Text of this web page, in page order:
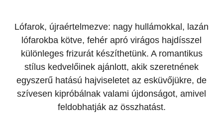
Lófarok, újraértelmezve: nagy hullámokkal, lazán
lófarokba kötve, fehér apró virágos hajdísszel
különleges frizurát készíthetünk. A romantikus
stílus kedvelőinek ajánlott, akik szeretnének
egyszerű hatású hajviseletet az esküvőjükre, de
szívesen kipróbálnak valami újdonságot, amivel
feldobhatják az összhatást.